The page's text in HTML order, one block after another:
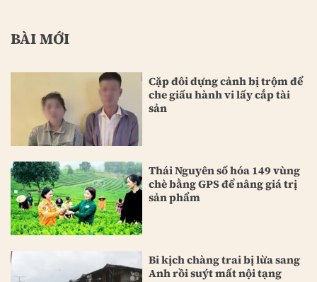
BÀI MỚI
Cặp đôi dựng cảnh bị trộm để
che giấu hành vi lấy cắp tài
sản
Thái Nguyên số hóa 149 vùng
chè bằng GPS để nâng giá trị
sản phẩm
Bi kịch chàng trai bị lừa sang
Anh rồi suýt mất nội tạng